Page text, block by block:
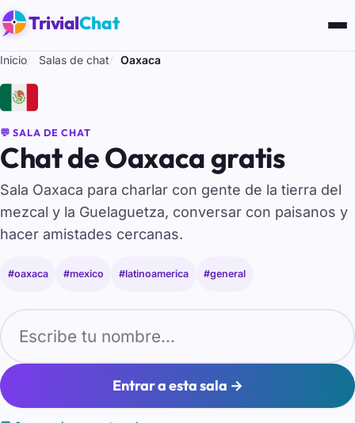
TrivialChat
Inicio Salas de chat Oaxaca
🇲🇽
💬 SALA DE CHAT
Chat de Oaxaca gratis
Sala Oaxaca para charlar con gente de la tierra del
mezcal y la Guelaguetza, conversar con paisanos y
hacer amistades cercanas.
#oaxaca #mexico #latinoamerica #general
Entrar a esta sala →